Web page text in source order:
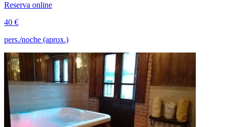
Reserva online
40 €
pers./noche (aprox.)